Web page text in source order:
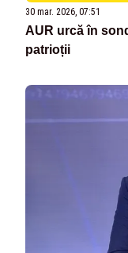
30 mar. 2026, 07:51
AUR urcă în
patrioții